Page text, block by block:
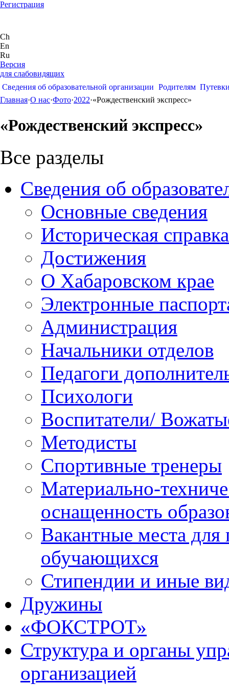
Регистрация
Ch
En
Ru
Версия
для слабовидящих
Сведения об образовательной организации Родителям
Главная·О нас·Фото·2022·«Рождественский экспресс»
«Рождественский экспресс»
Все разделы
Сведения об
Основные сведения
Историческая справка
Достижения
О Хабаровском крае
Электронные
Администрация
Начальники отделов
Педагоги
Психологи
Воспитатели/
Методисты
Спортивные тренеры
Материально-
оснащенность
Вакантные места для
обучающихся
Стипендии и иные
Дружины
«ФОКСТРОТ»
Структура и органы
организацией